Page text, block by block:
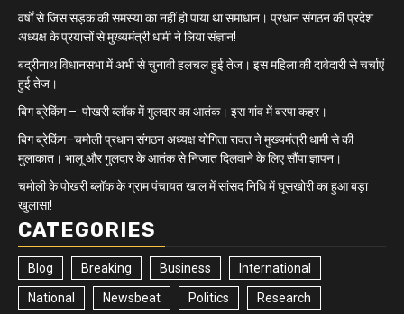
वर्षों से जिस सड़क की समस्या का नहीं हो पाया था समाधान। प्रधान संगठन की प्रदेश
अध्यक्ष के प्रयासों से मुख्यमंत्री धामी ने लिया संज्ञान!
बद्रीनाथ विधानसभा में अभी से चुनावी हलचल हुई तेज। इस महिला की दावेदारी से चर्चाएं
हुई तेज।
बिग ब्रेकिंग –: पोखरी ब्लॉक में गुलदार का आतंक। इस गांव में बरपा कहर।
बिग ब्रेकिंग–चमोली प्रधान संगठन अध्यक्ष योगिता रावत ने मुख्यमंत्री धामी से की
मुलाकात। भालू और गुलदार के आतंक से निजात दिलवाने के लिए सौंपा ज्ञापन।
चमोली के पोखरी ब्लॉक के ग्राम पंचायत खाल में सांसद निधि में घूसखोरी का हुआ बड़ा
खुलासा!
CATEGORIES
Blog Breaking Business International
National Newsbeat Politics Research